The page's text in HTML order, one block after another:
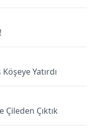
Yatırdı
Çileden Çıktık